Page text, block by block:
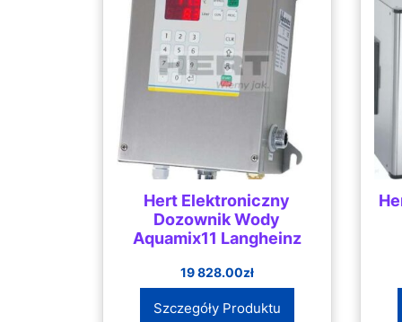
Hert Elektroniczny
Dozownik Wody
Aquamix11 Langheinz
19 828.00zł
Szczegóły Produktu